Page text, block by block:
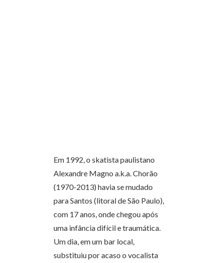
Em 1992, o skatista paulistano
Alexandre Magno a.k.a. Chorão
(1970-2013) havia se mudado
para Santos (litoral de São Paulo),
com 17 anos, onde chegou após
uma infância difícil e traumática.
Um dia, em um bar local,
substituiu por acaso o vocalista